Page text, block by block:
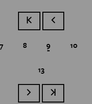
Paginatie
Eerste paginaVorige pagina
Page
7 Page
8 Huidige pagina
9 Page
10
Page
13
Volgende paginaLaatste pagina